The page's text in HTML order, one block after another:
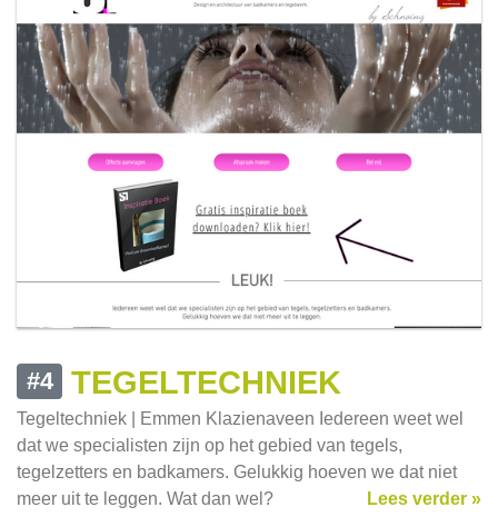
#4 TEGELTECHNIEK
Tegeltechniek | Emmen Klazienaveen Iedereen weet wel
dat we specialisten zijn op het gebied van tegels,
tegelzetters en badkamers. Gelukkig hoeven we dat niet
meer uit te leggen. Wat dan wel?
Lees verder »